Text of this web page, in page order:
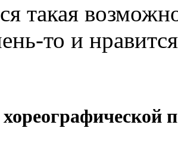
такая
то и